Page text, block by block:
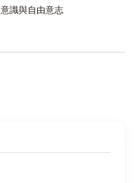
意識與自由意志